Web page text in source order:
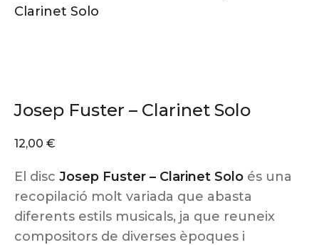
Clarinet Solo
Josep Fuster – Clarinet Solo
12,00 €
El disc Josep Fuster – Clarinet Solo és una
recopilació molt variada que abasta
diferents estils musicals, ja que reuneix
compositors de diverses èpoques i